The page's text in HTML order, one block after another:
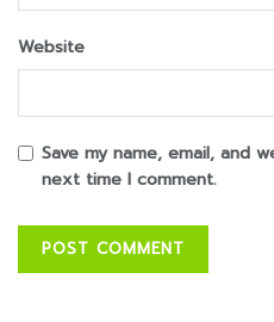
Website
Save my name, email, and
next time I comment.